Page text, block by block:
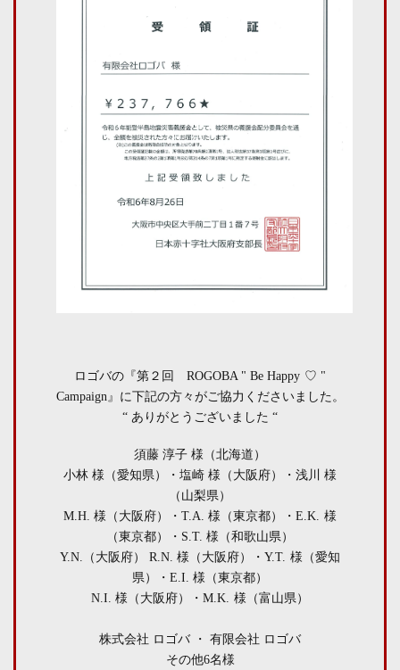
ロゴバの『第２回 ROGOBA " Be Happy ♡ "
Campaign』に下記の方々がご協力くださいました。
“ ありがとうございました “
須藤 淳子 様（北海道）
小林 様（愛知県）・塩崎 様（大阪府）・浅川 様
（山梨県）
M.H. 様（大阪府）・T.A. 様（東京都）・E.K. 様
（東京都）・S.T. 様（和歌山県）
Y.N.（大阪府） R.N. 様（大阪府）・Y.T. 様（愛知
県）・E.I. 様（東京都）
N.I. 様（大阪府）・M.K. 様（富山県）
株式会社 ロゴバ ・ 有限会社 ロゴバ
その他6名様